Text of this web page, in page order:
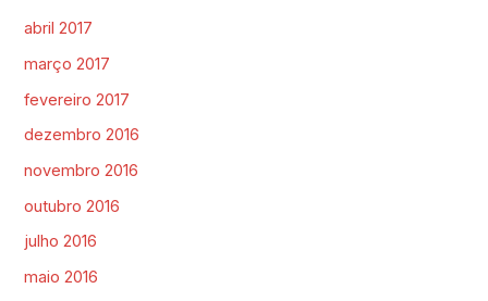
abril 2017
março 2017
fevereiro 2017
dezembro 2016
novembro 2016
outubro 2016
julho 2016
maio 2016